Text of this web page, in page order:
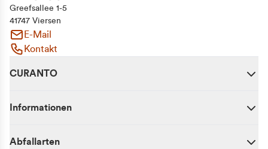
Greefsallee 1-5
41747 Viersen
E-Mail
Kontakt
CURANTO
Informationen
Abfallarten